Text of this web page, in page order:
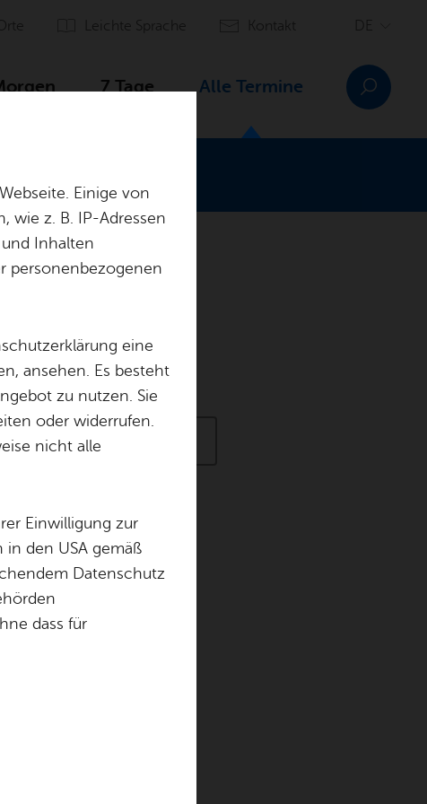
Leich­te Spra­che Kon­takt
7 Tage Alle Ter­mi­ne
Erweiterte Suche
GmbH
Einige von
wie z. B. IP-Adressen
Inhalten
personenbezogenen
eine
ansehen. Es besteht
zu nutzen. Sie
oder widerrufen.
nicht alle
Einwilligung zur
in den USA gemäß
Datenschutz
dass für